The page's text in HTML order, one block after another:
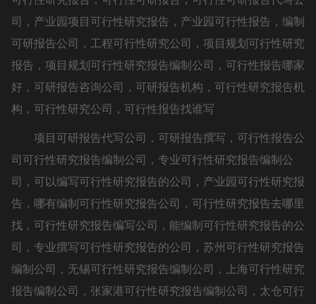
司，产业园项目可行性研究报告，产业园可行性报告，编制
可研报告公司，工程可行性研究公司，项目规划可行性研究
报告，项目规划可行性研究报告编制公司，可行性报告哪家
好，可研报告咨询公司，可研报告机构，可行性研究报告机
构，可行性研究公司，可行性报告找谁写
项目可研报告代写公司，可研报告撰写，可行性报告公
司可行性研究报告编制公司，专业可行性研究报告编制公
司，可以编写可行性研究报告的公司，产业园可行性研究报
告，哪有编制可行性研究报告公司，可行性研究报告去哪里
找，可行性研究报告编写公司，能编制可行性研究报告的公
司，专业撰写可行性研究报告的公司，苏州可行性研究报告
编制公司，无锡可行性研究报告编制公司，上海可行性研究
报告编制公司，张家港可行性研究报告编制公司，太仓可行